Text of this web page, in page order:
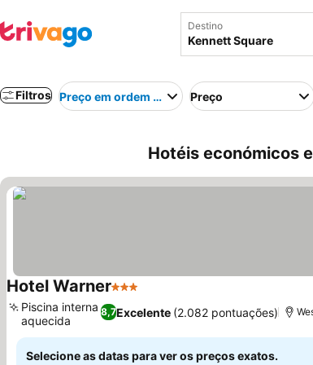
Destino
Filtros Preço em ordem crescentePreço
Hotéis económicos
Hotel Warner3 Estrelas
8,7Excelente (2.082 pontuações)
Piscina interna
aquecida
Selecione as datas para ver os preços exatos.